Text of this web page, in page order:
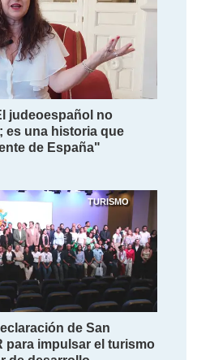
judeoespañol no
es una historia que
de España"
TURISMO
de San
para impulsar el turismo